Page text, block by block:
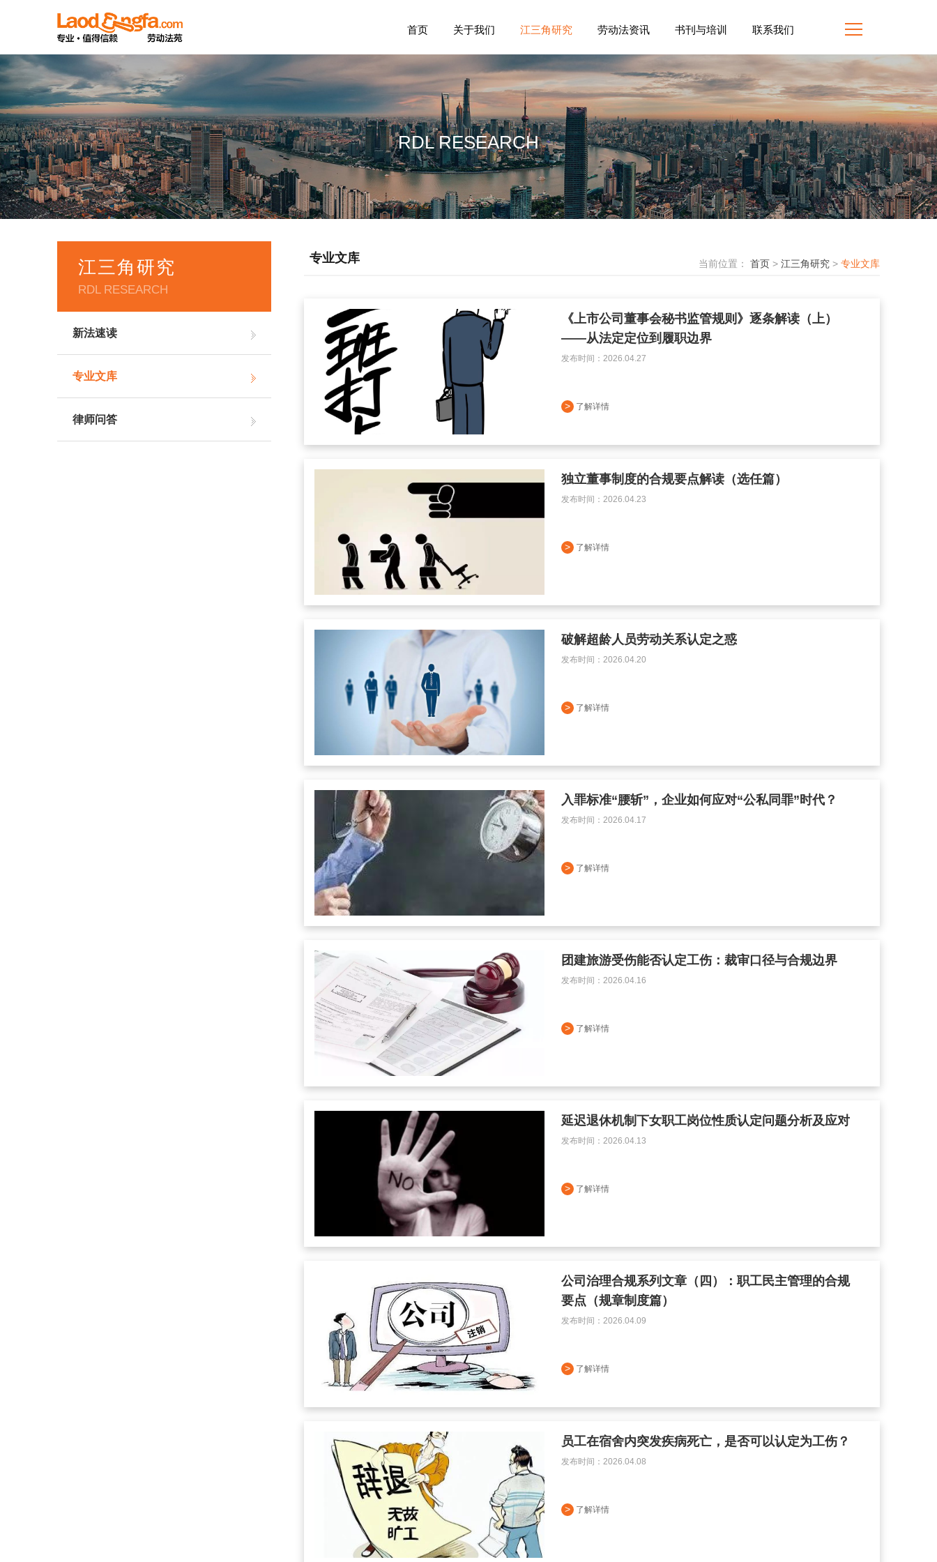
首页 关于我们 江三角研究 劳动法资讯 书刊与培训 联系我们
RDL RESEARCH
江三角研究
RDL RESEARCH
新法速读
专业文库
律师问答
专业文库 当前位置： 首页 > 江三角研究 > 专业文库
《上市公司董事会秘书监管规则》逐条解读（上）
——从法定定位到履职边界
发布时间：2026.04.27
> 了解详情
独立董事制度的合规要点解读（选任篇）
发布时间：2026.04.23
> 了解详情
破解超龄人员劳动关系认定之惑
发布时间：2026.04.20
> 了解详情
入罪标准“腰斩”，企业如何应对“公私同罪”时代？
发布时间：2026.04.17
> 了解详情
团建旅游受伤能否认定工伤：裁审口径与合规边界
发布时间：2026.04.16
> 了解详情
延迟退休机制下女职工岗位性质认定问题分析及应对
发布时间：2026.04.13
> 了解详情
公司治理合规系列文章（四）：职工民主管理的合规
要点（规章制度篇）
发布时间：2026.04.09
> 了解详情
员工在宿舍内突发疾病死亡，是否可以认定为工伤？
发布时间：2026.04.08
> 了解详情